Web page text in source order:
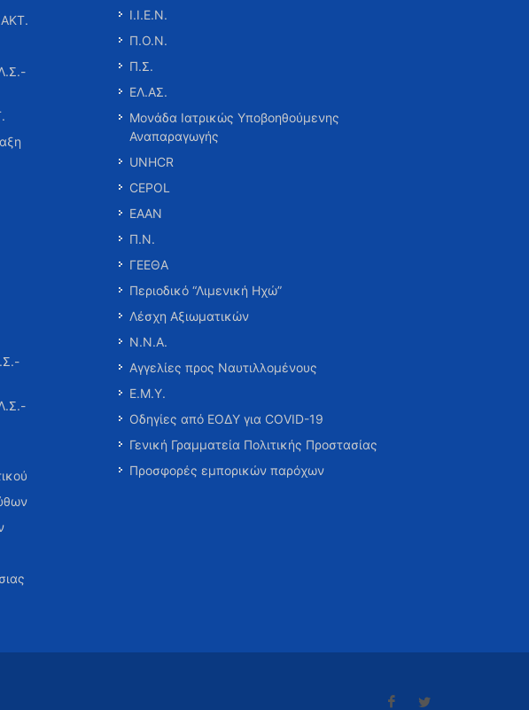
Ι.Ι.Ε.Ν.
Π.Ο.Ν.
Π.Σ.
ΕΛ.ΑΣ.
Μονάδα Ιατρικώς Υποβοηθούμενης
Αναπαραγωγής
UNHCR
CEPOL
ΕΑΑΝ
Π.Ν.
ΓΕΕΘΑ
Περιοδικό “Λιμενική Ηχώ”
Λέσχη Αξιωματικών
Ν.Ν.Α.
Αγγελίες προς Ναυτιλλομένους
Ε.Μ.Υ.
Οδηγίες από ΕΟΔΥ για COVID-19
Γενική Γραμματεία Πολιτικής Προστασίας
Προσφορές εμπορικών παρόχων